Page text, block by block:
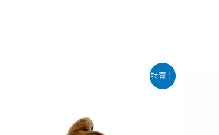
特賣！